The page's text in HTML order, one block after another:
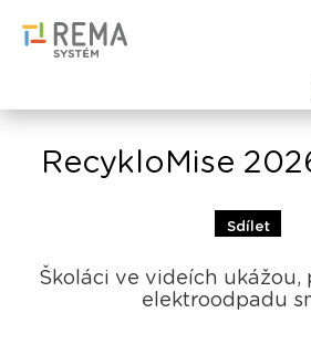
RecykloMise
Sdílet
Školáci ve videích ukážou,
elektroodpadu